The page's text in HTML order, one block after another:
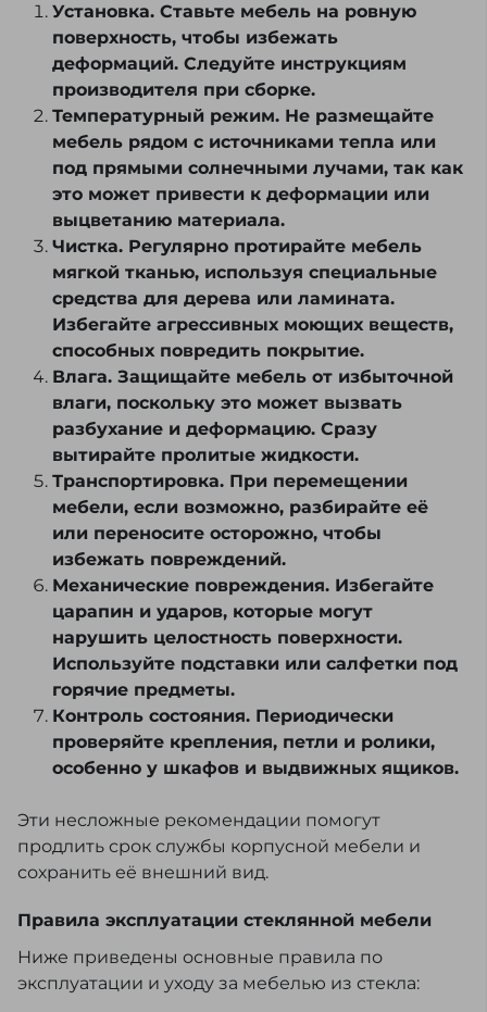
Установка. Ставьте мебель на ровную
поверхность, чтобы избежать
деформаций. Следуйте инструкциям
производителя при сборке.
Температурный режим. Не размещайте
мебель рядом с источниками тепла или
под прямыми солнечными лучами, так как
это может привести к деформации или
выцветанию материала.
Чистка. Регулярно протирайте мебель
мягкой тканью, используя специальные
средства для дерева или ламината.
Избегайте агрессивных моющих веществ,
способных повредить покрытие.
Влага. Защищайте мебель от избыточной
влаги, поскольку это может вызвать
разбухание и деформацию. Сразу
вытирайте пролитые жидкости.
Транспортировка. При перемещении
мебели, если возможно, разбирайте её
или переносите осторожно, чтобы
избежать повреждений.
Механические повреждения. Избегайте
царапин и ударов, которые могут
нарушить целостность поверхности.
Используйте подставки или салфетки под
горячие предметы.
Контроль состояния. Периодически
проверяйте крепления, петли и ролики,
особенно у шкафов и выдвижных ящиков.
Эти несложные рекомендации помогут
продлить срок службы корпусной мебели и
сохранить её внешний вид.
Правила эксплуатации стеклянной мебели
Ниже приведены основные правила по
эксплуатации и уходу за мебелью из стекла: